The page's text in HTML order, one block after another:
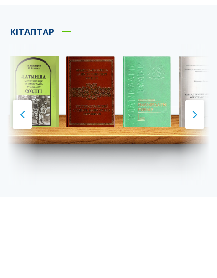
КІТАПТАР